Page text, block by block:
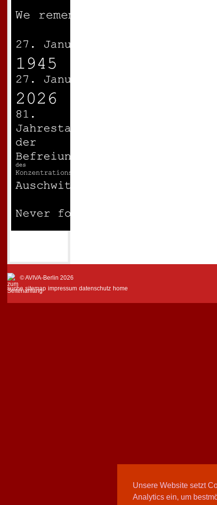
Unsere Website setzt
Analytics ein, um
© AVIVA-Berlin 2026
suche sitemap impressum datenschutz home